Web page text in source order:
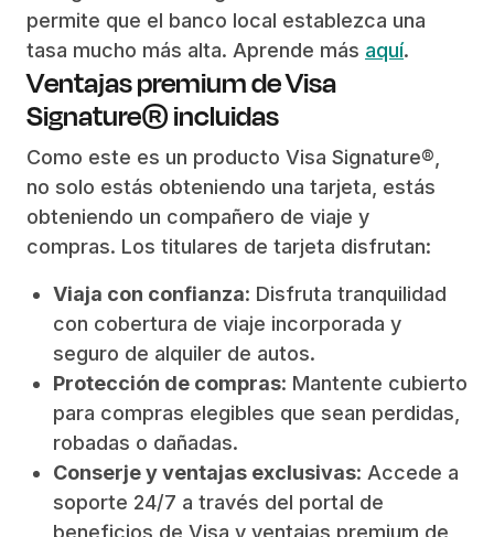
permite que el banco local establezca una
tasa mucho más alta. Aprende más aquí.
Ventajas premium de Visa
Signature® incluidas
Como este es un producto Visa Signature®,
no solo estás obteniendo una tarjeta, estás
obteniendo un compañero de viaje y
compras. Los titulares de tarjeta disfrutan:
Viaja con confianza: Disfruta tranquilidad
con cobertura de viaje incorporada y
seguro de alquiler de autos.
Protección de compras: Mantente cubierto
para compras elegibles que sean perdidas,
robadas o dañadas.
Conserje y ventajas exclusivas: Accede a
soporte 24/7 a través del portal de
beneficios de Visa y ventajas premium de